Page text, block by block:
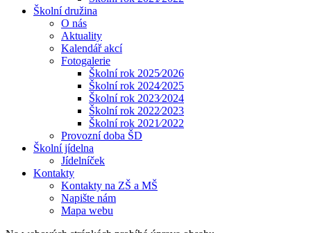
Školní družina
O nás
Aktuality
Kalendář akcí
Fotogalerie
Školní rok 2025⁄2026
Školní rok 2024⁄2025
Školní rok 2023⁄2024
Školní rok 2022⁄2023
Školní rok 2021⁄2022
Provozní doba ŠD
Školní jídelna
Jídelníček
Kontakty
Kontakty na ZŠ a MŠ
Napište nám
Mapa webu